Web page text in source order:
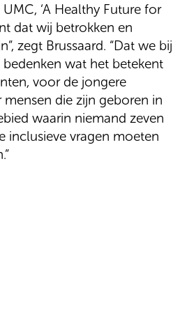
‘A Healthy Future for
dat wij betrokken en
zegt Brussaard. “Dat we bij
wat het betekent
voor de jongere
mensen die zijn geboren in
waarin niemand zeven
inclusieve vragen moeten